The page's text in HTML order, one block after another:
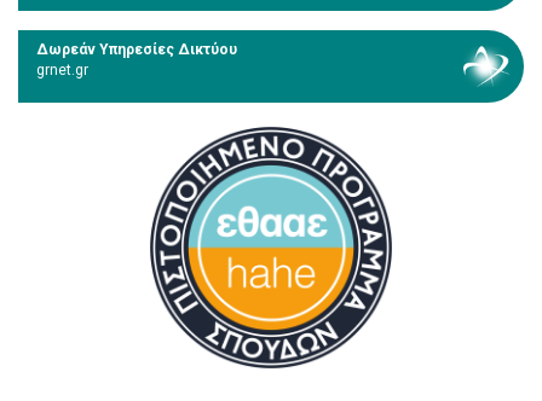
Δωρεάν Υπηρεσίες Δικτύου
grnet.gr